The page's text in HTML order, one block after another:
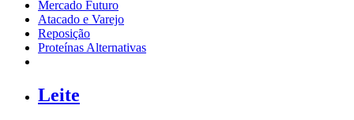
Mercado Futuro
Atacado e Varejo
Reposição
Proteínas Alternativas
Leite